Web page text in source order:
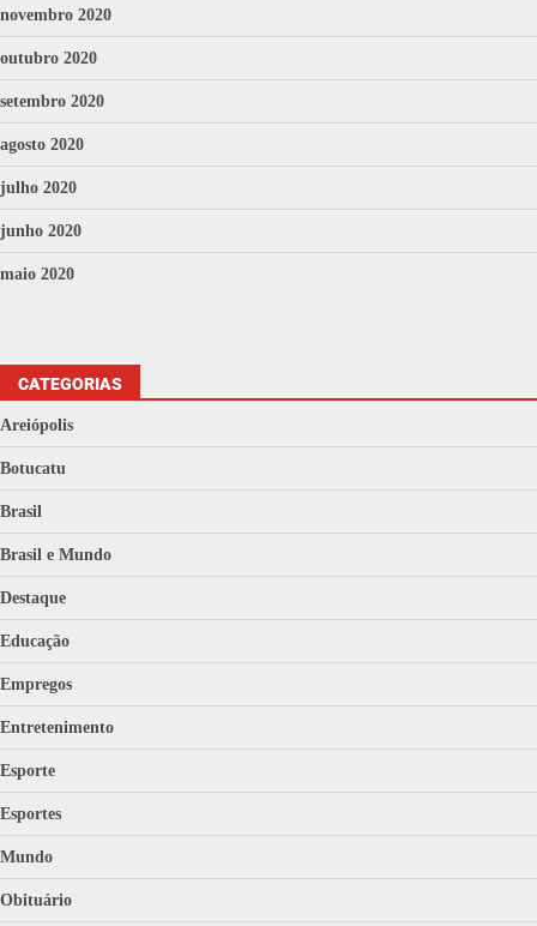
novembro 2020
outubro 2020
setembro 2020
agosto 2020
julho 2020
junho 2020
maio 2020
CATEGORIAS
Areiópolis
Botucatu
Brasil
Brasil e Mundo
Destaque
Educação
Empregos
Entretenimento
Esporte
Esportes
Mundo
Obituário